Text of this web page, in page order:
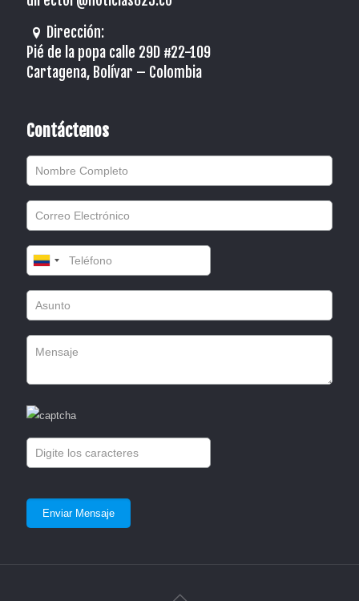
Dirección:
Pié de la popa calle 29D #22-109
Cartagena, Bolívar – Colombia
Contáctenos